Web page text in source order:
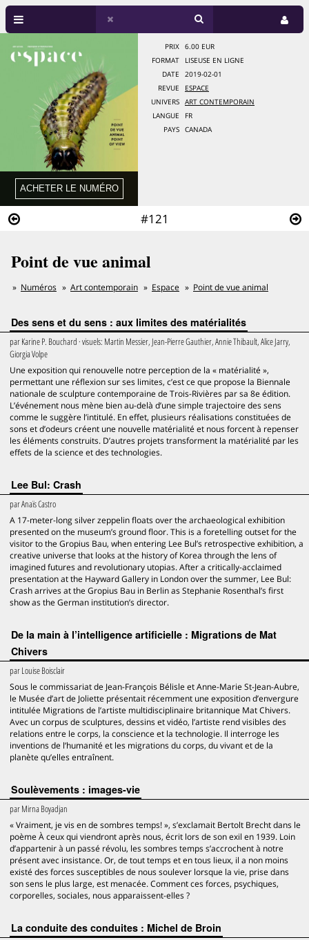
#121
PRIX
6.00 EUR
FORMAT
LISEUSE EN LIGNE
DATE
2019-02-01
REVUE
ESPACE
UNIVERS
ART CONTEMPORAIN
LANGUE
FR
PAYS
CANADA
Point de vue animal
Numéros Art contemporain Espace Point de vue animal
Des sens et du sens : aux limites des matérialités
parKarine P. Bouchard · visuels: Martin Messier, Jean-Pierre Gauthier, Annie Thibault, Alice Jarry,
Giorgia Volpe
Une exposition qui renouvelle notre perception de la « matérialité »,
permettant une réflexion sur ses limites, c’est ce que propose la Biennale
nationale de sculpture contemporaine de Trois-Rivières par sa 8e édition.
L’événement nous mène bien au-delà d’une simple trajectoire des sens
comme le suggère l’intitulé. En effet, plusieurs réalisations constituées de
sons et d’odeurs créent une nouvelle matérialité et nous forcent à repenser
les éléments construits. D’autres projets transforment la matérialité par les
effets de la science et des technologies.
Lee Bul: Crash
parAnaïs Castro
A 17-meter-long silver zeppelin floats over the archaeological exhibition
presented on the museum’s ground floor. This is a foretelling outset for the
visitor to the Gropius Bau, when entering Lee Bul’s retrospective exhibition, a
creative universe that looks at the history of Korea through the lens of
imagined futures and revolutionary utopias. After a critically-acclaimed
presentation at the Hayward Gallery in London over the summer, Lee Bul:
Crash arrives at the Gropius Bau in Berlin as Stephanie Rosenthal’s first
show as the German institution’s director.
De la main à l’intelligence artificielle : Migrations de Mat
Chivers
parLouise Boisclair
Sous le commissariat de Jean-François Bélisle et Anne-Marie St-Jean-Aubre,
le Musée d’art de Joliette présentait récemment une exposition d’envergure
intitulée Migrations de l’artiste multidisciplinaire britannique Mat Chivers.
Avec un corpus de sculptures, dessins et vidéo, l’artiste rend visibles des
relations entre le corps, la conscience et la technologie. Il interroge les
inventions de l’humanité et les migrations du corps, du vivant et de la
planète qu’elles entraînent.
Soulèvements : images-vie
parMirna Boyadjan
« Vraiment, je vis en de sombres temps! », s’exclamait Bertolt Brecht dans le
poème À ceux qui viendront après nous, écrit lors de son exil en 1939. Loin
d’appartenir à un passé révolu, les sombres temps s’accrochent à notre
présent avec insistance. Or, de tout temps et en tous lieux, il a non moins
existé des forces susceptibles de nous soulever lorsque la vie, prise dans
son sens le plus large, est menacée. Comment ces forces, psychiques,
corporelles, sociales, nous apparaissent-elles ?
La conduite des conduites : Michel de Broin